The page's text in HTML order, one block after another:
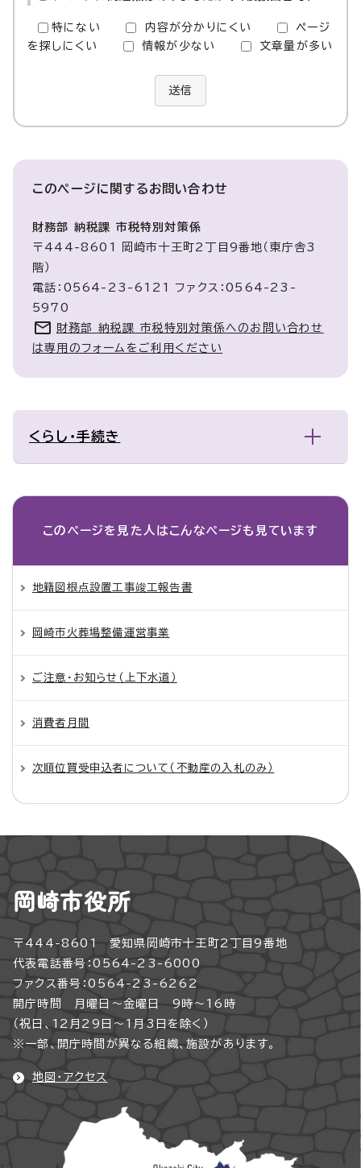
特にない 内容が分かりにくい
ページ
を探しにくい
情報が少ない 文章量が多い
送信
このページに関するお問い合わせ
財務部 納税課 市税特別対策係
〒444-8601 岡崎市十王町2丁目9番地（東庁舎3
階）
電話：0564-23-6121 ファクス：0564-23-
5970
財務部 納税課 市税特別対策係へのお問い合わせ
は専用のフォームをご利用ください
くらし・手続き
このページを見た人は こんなページも見ています
地籍図根点設置工事竣工報告書
岡崎市火葬場整備運営事業
ご注意・お知らせ（上下水道）
消費者月間
次順位買受申込者について（不動産の入札のみ）
岡崎市役所
〒444-8601 愛知県岡崎市十王町2丁目9番地
代表電話番号：0564-23-6000
ファクス番号：0564-23-6262
開庁時間 月曜日～金曜日 9時～16時
（祝日、12月29日～1月3日を除く）
※一部、開庁時間が異なる組織、施設があります。
地図・アクセス